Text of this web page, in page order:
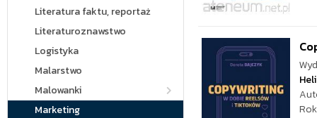
Literatura faktu, reportaż
Literaturoznawstwo
Logistyka
Malarstwo
Malowanki
Marketing